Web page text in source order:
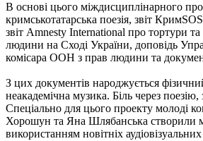
В основі цього міждисциплінарного
кримськотатарська поезія, звіт
звіт Amnesty International про тортури
людини на Сході України, доповідь
комісара ООН з прав людини та
З цих документів народжується
неакадемічна музика. Біль через поезію,
Спеціально для цього проекту молоді
Хорошун та Яна Шлябанська створили
використанням новітніх